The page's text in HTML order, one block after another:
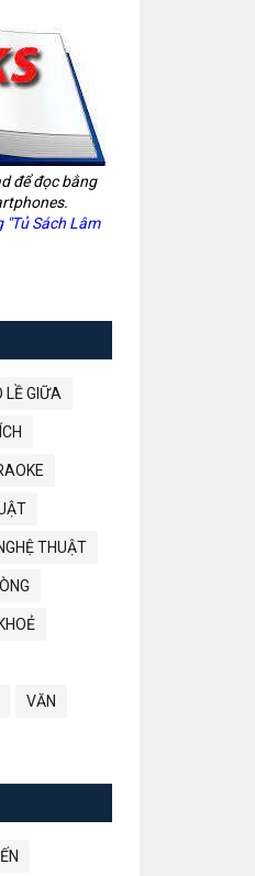
để đọc bằng
"Tủ Sách Lâm
LỀ GIỮA
THUẬT
VĂN